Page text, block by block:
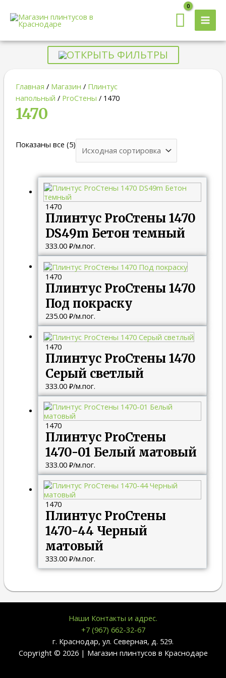
Главная / Магазин / Плинтус
напольный / ProСтены / 1470
1470
Показаны все (5)
1470
Плинтус ProСтены 1470
DS49m Бетон темный
333.00 ₽/м.пог.
1470
Плинтус ProСтены 1470
Под покраску
235.00 ₽/м.пог.
1470
Плинтус ProСтены 1470
Серый светлый
333.00 ₽/м.пог.
1470
Плинтус ProСтены
1470-01 Белый матовый
333.00 ₽/м.пог.
1470
Плинтус ProСтены
1470-44 Черный
матовый
333.00 ₽/м.пог.
ОТКРЫТЬ ФИЛЬТРЫ
Наши Контакты и адрес.
+7 (967) 662-32-67
г. Краснодар, ул. Северная, д. 529.
Copyright © 2026 | Магазин плинтусов в Краснодаре